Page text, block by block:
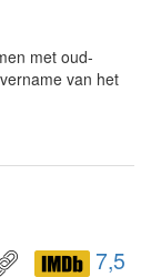
met oud-
van het
7,5